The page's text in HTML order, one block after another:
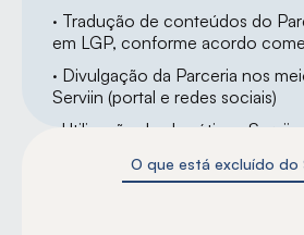
· Tradução de conteúdos do
em LGP, conforme acordo
· Divulgação da Parceria nos
Serviin (portal e redes sociais)
· Utilização dos logótipos
O que está excluído do